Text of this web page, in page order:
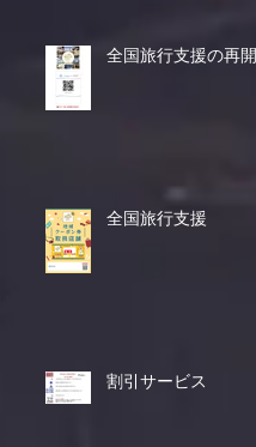
全国旅行支援の再開
全国旅行支援
割引サービス